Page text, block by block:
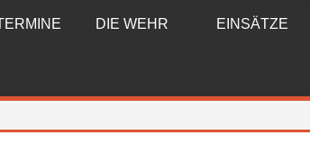
DIE WEHR EINSÄTZE